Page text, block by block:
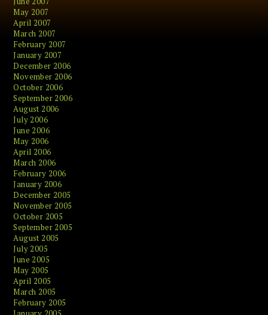
May 2007
April 2007
March 2007
February 2007
January 2007
December 2006
November 2006
October 2006
September 2006
August 2006
July 2006
June 2006
May 2006
April 2006
March 2006
February 2006
January 2006
December 2005
November 2005
October 2005
September 2005
August 2005
July 2005
June 2005
May 2005
April 2005
March 2005
February 2005